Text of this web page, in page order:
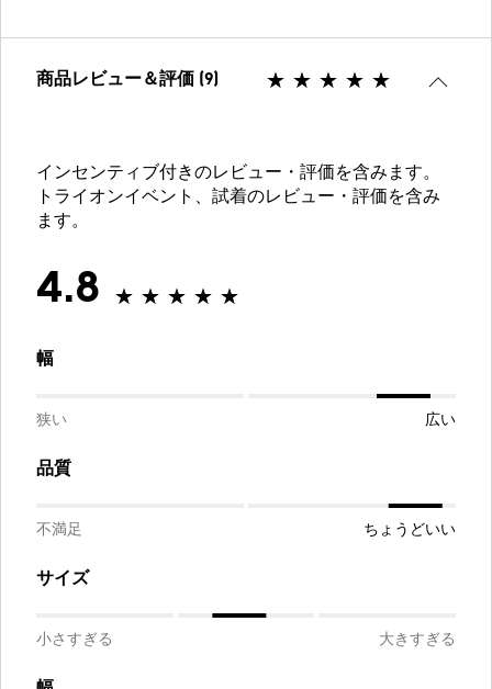
商品レビュー＆評価 (9)
インセンティブ付きのレビュー・評価を含みます。
トライオンイベント、試着のレビュー・評価を含み
ます。
4.8
幅
狭い 広い
品質
不満足 ちょうどいい
サイズ
小さすぎる 大きすぎる